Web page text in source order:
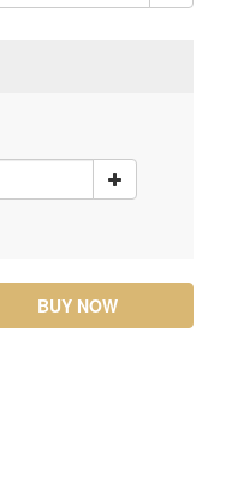
BUY NOW